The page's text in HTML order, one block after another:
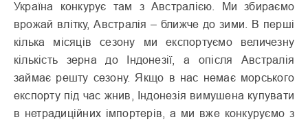
Україна конкурує там з Австралією. Ми збираємо
врожай влітку, Австралія – ближче до зими. В перші
кілька місяців сезону ми експортуємо величезну
кількість зерна до Індонезії, а опісля Австралія
займає решту сезону. Якщо в нас немає морського
експорту під час жнив, Індонезія вимушена купувати
в нетрадиційних імпортерів, а ми вже конкуруємо з